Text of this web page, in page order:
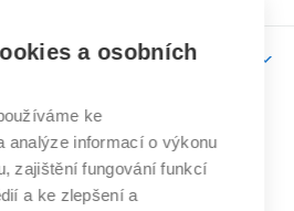
výzkumu
učení
technické
a osobních
ke
analýze informací o výkonu
zajištění fungování funkcí
a ke zlepšení a